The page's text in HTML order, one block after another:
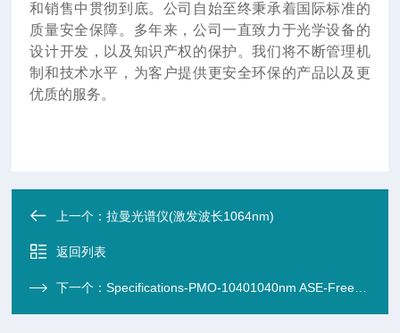
和销售中贯彻到底。公司自始至终秉承着国际标准的
质量安全保障。多年来，公司一直致力于光学设备的
设计开发，以及知识产权的保护。我们将不断管理机
制和技术水平，为客户提供更安全环保的产品以及更
优质的服务。
上一个：拉曼光谱仪(激发波长1064nm)
返回列表
下一个：Specifications-PMO-10401040nm ASE-Free窄线宽紧凑型可调谐激光器 >10mW